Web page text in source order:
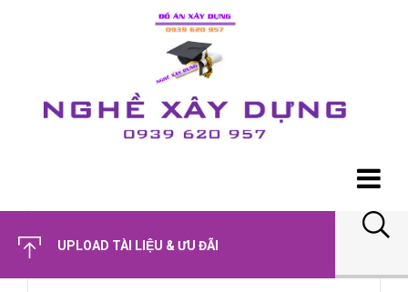
UPLOAD TÀI LIỆU & ƯU ĐÃI